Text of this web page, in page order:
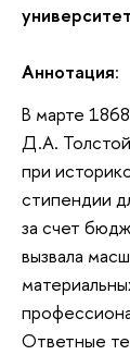
Аннотация:
В марте
Д.А.
при
стипендии
за счет
вызвала
Ответные